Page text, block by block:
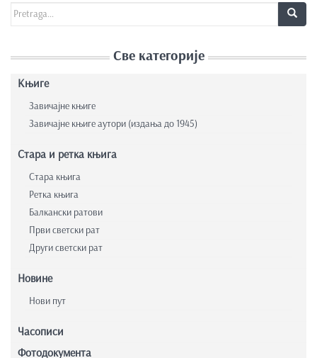
Search for:
Све категорије
Књиге
Завичајне књиге
Завичајне књиге аутори (издања до 1945)
Стара и ретка књига
Стара књига
Ретка књига
Балкански ратови
Први светски рат
Други светски рат
Новине
Нови пут
Часописи
Фотодокумента